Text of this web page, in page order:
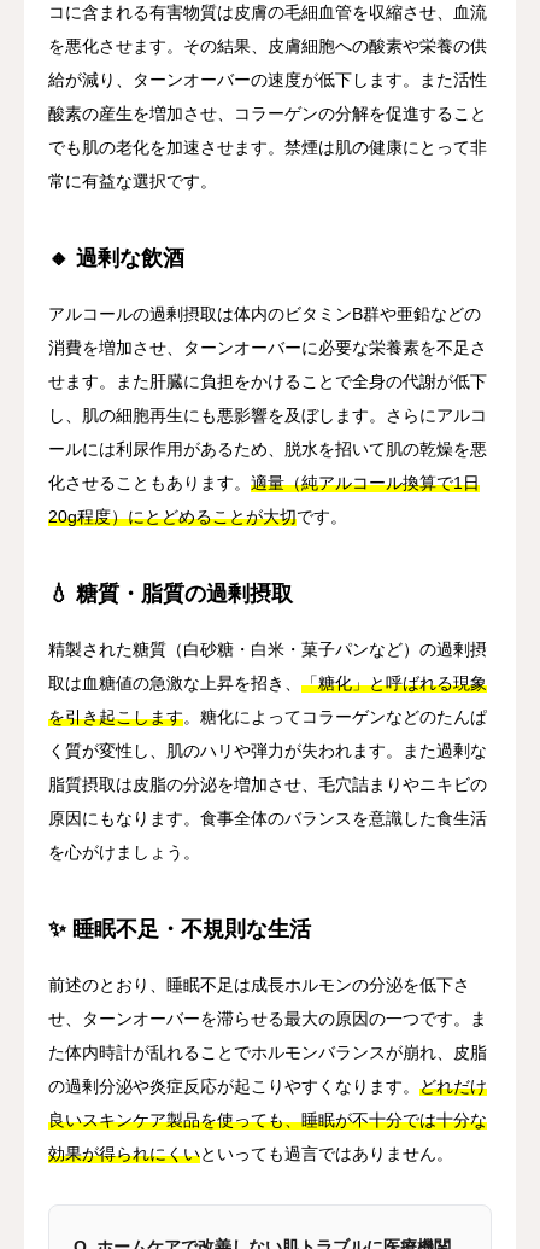
コに含まれる有害物質は皮膚の毛細血管を収縮させ、血流
を悪化させます。その結果、皮膚細胞への酸素や栄養の供
給が減り、ターンオーバーの速度が低下します。また活性
酸素の産生を増加させ、コラーゲンの分解を促進すること
でも肌の老化を加速させます。禁煙は肌の健康にとって非
常に有益な選択です。
🔸 過剰な飲酒
アルコールの過剰摂取は体内のビタミンB群や亜鉛などの
消費を増加させ、ターンオーバーに必要な栄養素を不足さ
せます。また肝臓に負担をかけることで全身の代謝が低下
し、肌の細胞再生にも悪影響を及ぼします。さらにアルコ
ールには利尿作用があるため、脱水を招いて肌の乾燥を悪
化させることもあります。 適量（純アルコール換算で1日
20g程度）にとどめることが大切です。
💧 糖質・脂質の過剰摂取
精製された糖質（白砂糖・白米・菓子パンなど）の過剰摂
取は血糖値の急激な上昇を招き、 「糖化」と呼ばれる現象
を引き起こします。糖化によってコラーゲンなどのたんぱ
く質が変性し、肌のハリや弾力が失われます。また過剰な
脂質摂取は皮脂の分泌を増加させ、毛穴詰まりやニキビの
原因にもなります。食事全体のバランスを意識した食生活
を心がけましょう。
✨ 睡眠不足・不規則な生活
前述のとおり、睡眠不足は成長ホルモンの分泌を低下さ
せ、ターンオーバーを滞らせる最大の原因の一つです。ま
た体内時計が乱れることでホルモンバランスが崩れ、皮脂
の過剰分泌や炎症反応が起こりやすくなります。 どれだけ
良いスキンケア製品を使っても、睡眠が不十分では十分な
効果が得られにくいといっても過言ではありません。